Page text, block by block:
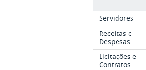
Servidores
Receitas e
Despesas
Licitações e
Contratos